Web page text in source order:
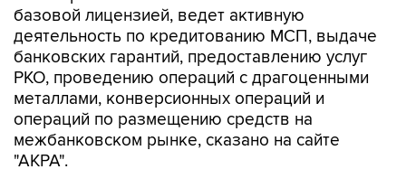
базовой лицензией, ведет активную
деятельность по кредитованию МСП, выдаче
банковских гарантий, предоставлению услуг
РКО, проведению операций с драгоценными
металлами, конверсионных операций и
операций по размещению средств на
межбанковском рынке, сказано на сайте
"АКРА".